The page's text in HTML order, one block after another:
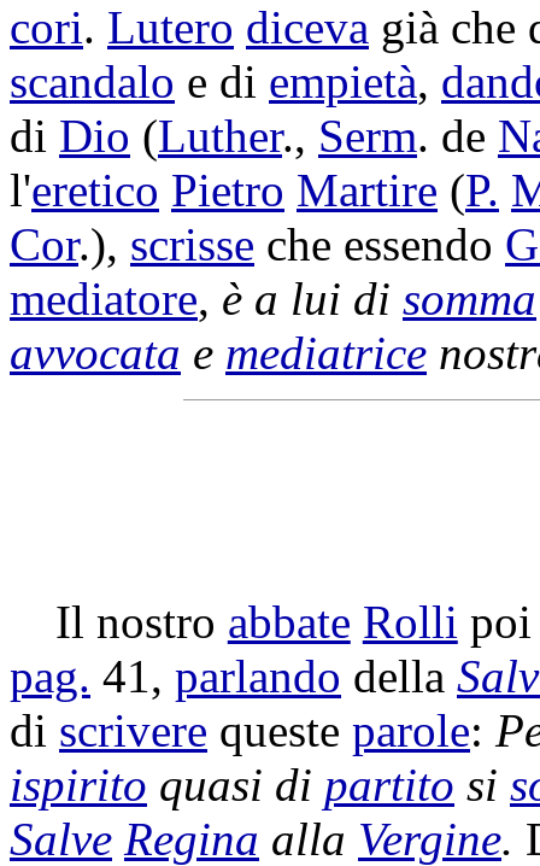
cori. Lutero diceva già che
scandalo e di empietà,
di Dio (Luther., Serm. de
l'eretico Pietro Martire (P.
Cor.), scrisse che essendo
mediatore, è a lui di somma
avvocata e mediatrice
Il nostro abbate Rolli
pag. 41, parlando della
di scrivere queste parole:
ispirito quasi di partito si
Salve Regina alla Vergine.